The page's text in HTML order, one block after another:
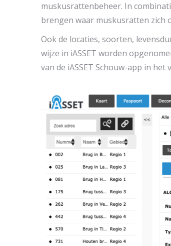
muskusrattenbeheer. In
brengen waar muskusratten zich
Ook de locaties, soorten,
wijze in iASSET worden
van de iASSET Schouw-app in